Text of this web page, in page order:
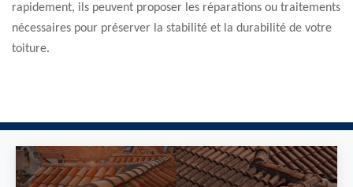
rapidement, ils peuvent proposer les réparations ou traitements
nécessaires pour préserver la stabilité et la durabilité de votre
toiture.